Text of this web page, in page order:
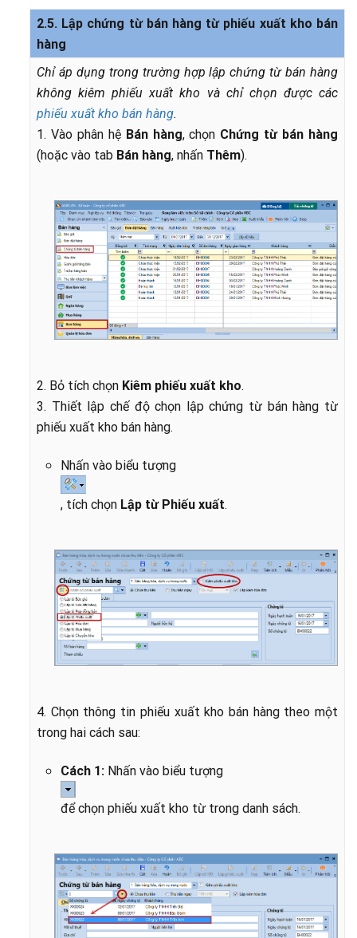
2.5. Lập chứng từ bán hàng từ phiếu xuất kho bán
hàng
Chỉ áp dụng trong trường hợp lập chứng từ bán hàng
không kiêm phiếu xuất kho và chỉ chọn được các
phiếu xuất kho bán hàng.
1. Vào phân hệBán hàng, chọn Chứng từ bán hàng
(hoặc vào tab Bán hàng, nhấn Thêm).
2. Bỏ tích chọn Kiêm phiếu xuất kho.
3. Thiết lập chế độ chọn lập chứng từ bán hàng từ
phiếu xuất kho bán hàng.
Nhấn vào biểu tượng
, tích chọn Lập từ Phiếu xuất.
4. Chọn thông tin phiếu xuất kho bán hàng theo một
trong hai cách sau:
Cách 1: Nhấn vào biểu tượng
để chọn phiếu xuất kho từ trong danh sách.